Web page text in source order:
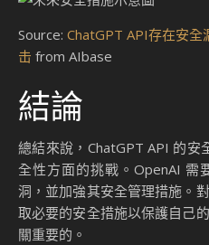
求，讓爬蟲程序執行不當操作
潰。例如，攻擊者可以利用這
從而獲取未經授權的訪問權限
Source:ChatGPT API存在安全
击from AIbase
未來展望